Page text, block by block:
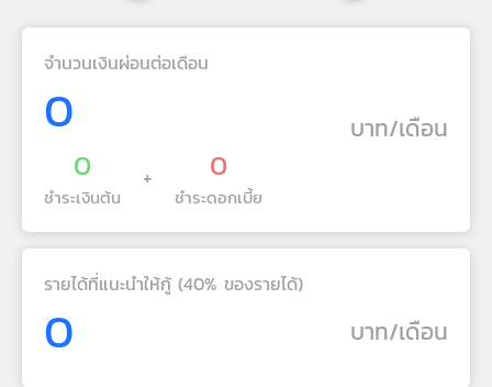
จำนวนเงินผ่อนต่อเดือน
0 บาท/เดือน
0
ชำระเงินต้น
+ 0
ชำระดอกเบี้ย
รายได้ที่แนะนำให้กู้ (40% ของรายได้)
0 บาท/เดือน